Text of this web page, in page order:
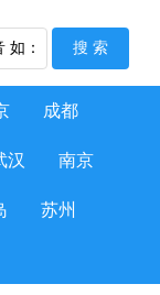
成都
汉 南京
苏州